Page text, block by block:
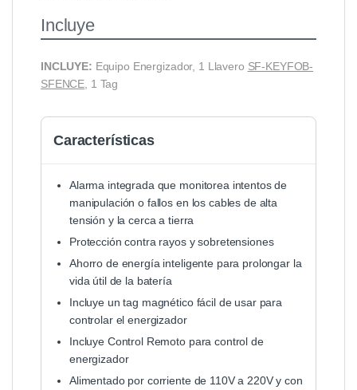
Incluye
INCLUYE: Equipo Energizador, 1 Llavero SF-KEYFOB-
SFENCE , 1 Tag
Características
Alarma integrada que monitorea intentos de
manipulación o fallos en los cables de alta
tensión y la cerca a tierra
Protección contra rayos y sobretensiones
Ahorro de energía inteligente para prolongar la
vida útil de la batería
Incluye un tag magnético fácil de usar para
controlar el energizador
Incluye Control Remoto para control de
energizador
Alimentado por corriente de 110V a 220V y con